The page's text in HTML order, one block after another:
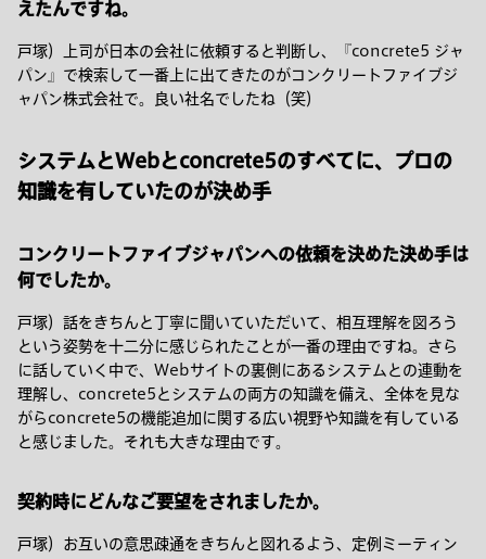
えたんですね。
戸塚）上司が日本の会社に依頼すると判断し、『concrete5 ジャ
パン』で検索して一番上に出てきたのがコンクリートファイブジ
ャパン株式会社で。良い社名でしたね（笑）
システムとWebとconcrete5のすべてに、プロの
知識を有していたのが決め手
コンクリートファイブジャパンへの依頼を決めた決め手は
何でしたか。
戸塚）話をきちんと丁寧に聞いていただいて、相互理解を図ろう
という姿勢を十二分に感じられたことが一番の理由ですね。さら
に話していく中で、Webサイトの裏側にあるシステムとの連動を
理解し、concrete5とシステムの両方の知識を備え、全体を見な
がらconcrete5の機能追加に関する広い視野や知識を有している
と感じました。それも大きな理由です。
契約時にどんなご要望をされましたか。
戸塚）お互いの意思疎通をきちんと図れるよう、定例ミーティン